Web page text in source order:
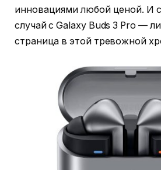
инновациями любой ценой. И
случай с Galaxy Buds 3 Pro —
страница в этой тревожной